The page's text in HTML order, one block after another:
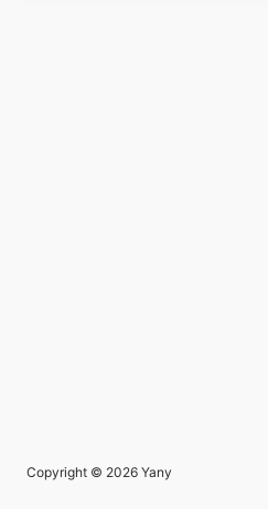
Copyright © 2026 Yany